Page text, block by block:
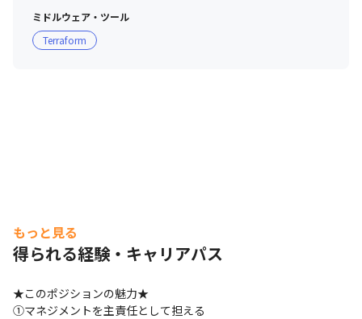
※ 新規プロダクト開発も計画しており、そこではこれか
ら技術選定します。
※ 上記の技術スタック全てに精通している必要はありま
ミドルウェア・ツール
Terraform
もっと見る
得られる経験・キャリアパス
★このポジションの魅力★
①マネジメントを主責任として担える